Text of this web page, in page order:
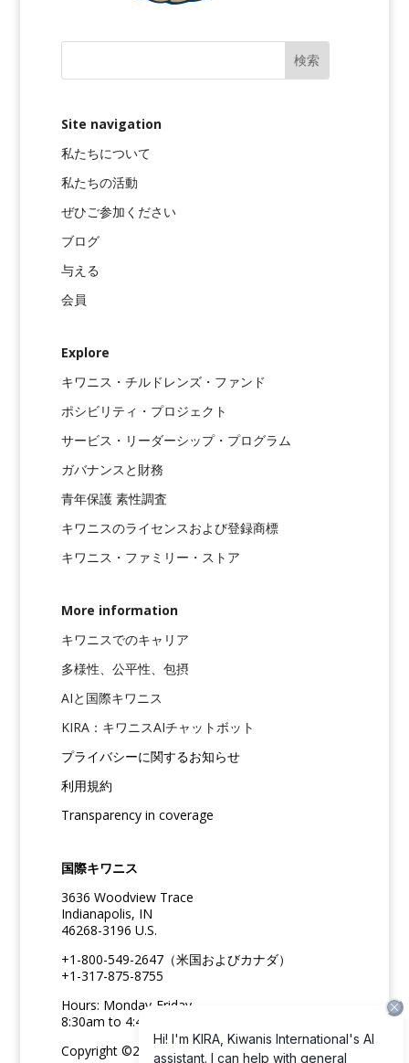
Site navigation
私たちについて
私たちの活動
ぜひご参加ください
ブログ
与える
会員
Explore
キワニス・チルドレンズ・ファンド
ポシビリティ・プロジェクト
サービス・リーダーシップ・プログラム
ガバナンスと財務
青年保護 素性調査
キワニスのライセンスおよび登録商標
キワニス・ファミリー・ストア
More information
キワニスでのキャリア
多様性、公平性、包摂
AIと国際キワニス
KIRA：キワニスAIチャットボット
プライバシーに関するお知らせ
利用規約
Transparency in coverage
国際キワニス
3636 Woodview Trace
Indianapolis, IN
46268-3196 U.S.
+1-800-549-2647（米国およびカナダ）
+1-317-875-8755
Hours: Monday-Friday
8:30am to 4:45pm ET
Copyright ©2026